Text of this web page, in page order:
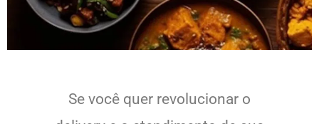
Se você quer revolucionar o